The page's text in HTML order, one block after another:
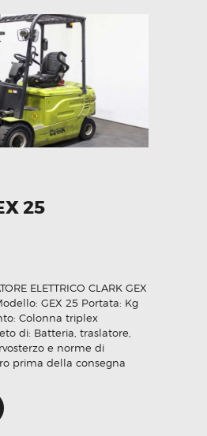
25
ELETTRICO CLARK GEX
GEX 25 Portata: Kg
Colonna triplex
di: Batteria, traslatore,
e norme di
prima della consegna